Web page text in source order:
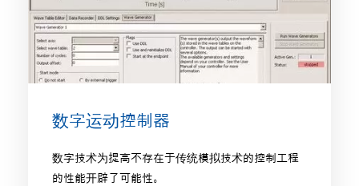
数字运动控制器
数字技术为提高不存在于传统模拟技术的控制工程
的性能开辟了可能性。